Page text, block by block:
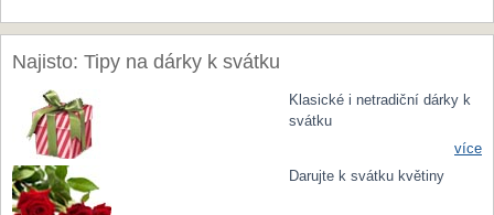
Najisto: Tipy na dárky k svátku
Klasické i netradiční dárky k
svátku
více
Darujte k svátku květiny